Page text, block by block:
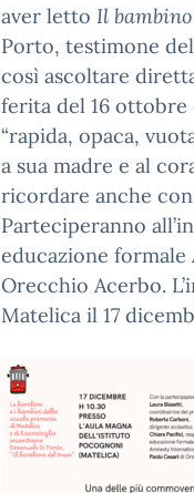
aver letto Il
Porto, testimone
così ascoltare
ferita del 16 ottobre
“rapida, opaca,
a sua madre e al
ricordare anche
Parteciperanno
educazione
Orecchio Acerbo.
Matelica il 17